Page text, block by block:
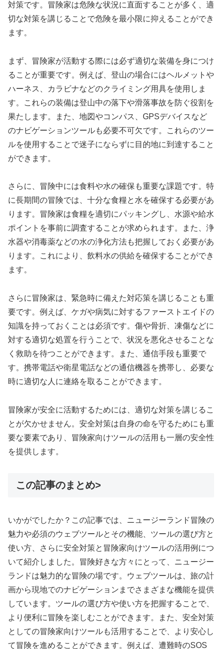
対策です。冒険家は危険な状況に直面することが多く、適
切な対策を講じることで危険を最小限に抑えることができ
ます。
まず、冒険家が活動する際には必ず適切な装備を身につけ
ることが重要です。例えば、登山の場合にはヘルメットや
ハーネス、カラビナなどのクライミング用具を使用しま
す。これらの装備は登山中の落下や滑落事故を防ぐ役割を
果たします。また、地図やコンパス、GPSデバイスなど
のナビゲーションツールも必要不可欠です。これらのツー
ルを使用することで迷子にならずに目的地に到達すること
ができます。
さらに、冒険中には食料や水の確保も重要な課題です。特
に長期間の冒険では、十分な食糧と水を確保する必要があ
ります。冒険家は食糧を適切にパッキングし、水源や給水
ポイントを事前に調査することが求められます。また、浄
水器や消毒薬などの水の浄化方法も把握しておく必要があ
ります。これにより、飲料水の供給を確保することができ
ます。
さらに冒険家は、緊急時に備えた対応策を講じることも重
要です。例えば、ケガや病気に対するファーストエイドの
知識を持っておくことは必須です。傷や骨折、凍傷などに
対する適切な処置を行うことで、状況を悪化させることな
く救助を待つことができます。また、通信手段も重要で
す。携帯電話や衛星電話などの通信機器を携帯し、必要な
時に適切な人に連絡を取ることができます。
冒険家が安全に活動するためには、適切な対策を講じるこ
とが欠かせません。安全対策は自身の命を守るためにも重
要な要素であり、冒険家向けツールの活用も一層の安全性
を提供します。
この記事のまとめ>
いかがでしたか？この記事では、ニュージーランド冒険の
魅力や必須のウェブツールとその機能、ツールの選び方と
使い方、さらに安全対策と冒険家向けツールの活用例につ
いて紹介しました。冒険好きな方々にとって、ニュージー
ランドは魅力的な冒険の場です。ウェブツールは、旅の計
画から現地でのナビゲーションまでさまざまな機能を提供
しています。ツールの選び方や使い方を把握することで、
より便利に冒険を楽しむことができます。また、安全対策
としての冒険家向けツールも活用することで、より安心し
て冒険を進めることができます。例えば、遭難時のSOS